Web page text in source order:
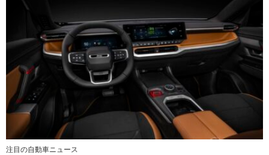
注目の自動車ニュース